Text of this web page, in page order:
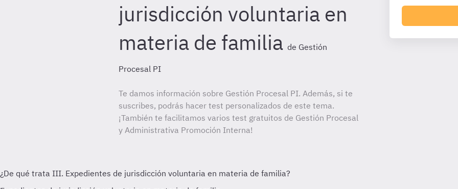
jurisdicción voluntaria en
materia de familia de Gestión
Procesal PI
Te damos información sobre Gestión Procesal PI. Además, si te
suscribes, podrás hacer test personalizados de este tema.
¡También te facilitamos varios test gratuitos de Gestión Procesal
y Administrativa Promoción Interna!